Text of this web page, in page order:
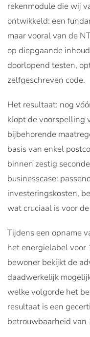
rekenmodule die wij
ontwikkeld: een
maar vooral van de
op diepgaande
doorlopend testen,
zelfgeschreven code.
Het resultaat: nog
klopt de voorspelling
bijbehorende
basis van enkel
binnen zestig
businesscase:
investeringskosten,
wat cruciaal is voor
Tijdens een opname
het energielabel voor
bewoner bekijkt de
daadwerkelijk
welke volgorde het
resultaat is een
betrouwbaarheid van